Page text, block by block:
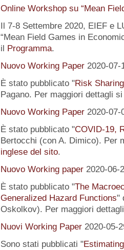
Online Workshop su “Mean
Il 7-8 Settembre 2020, EIEF e
“Mean Field Games in
il Programma.
Nuovo Working Paper 2020-07-
È stato pubblicato "Risk
Pagano. Per maggiori dettagli
Nuovo Working Paper 2020-07-
È stato pubblicato "COVID-19,
Bertocchi (con A. Dimico). Per
inglese del sito.
Nuovo Working paper 2020-06-
È stato pubblicato "The
Generalized Hazard Functions"
Oskolkov). Per maggiori
Nuovi Working Paper 2020-05-
Sono stati pubblicati "